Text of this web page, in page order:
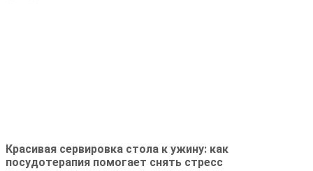
Красивая сервировка стола к ужину: как
посудотерапия помогает снять стресс